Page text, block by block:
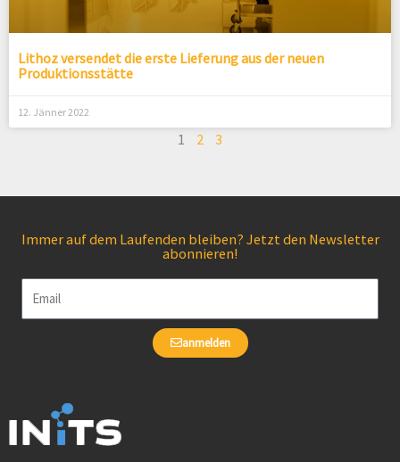
Lithoz versendet die erste Lieferung aus der neuen
Produktionsstätte
12. Jänner 2022
1 2 3
Immer auf dem Laufenden bleiben? Jetzt den Newsletter
abonnieren!
Email
anmelden